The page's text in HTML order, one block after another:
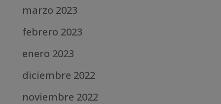
marzo 2023
febrero 2023
enero 2023
diciembre 2022
noviembre 2022